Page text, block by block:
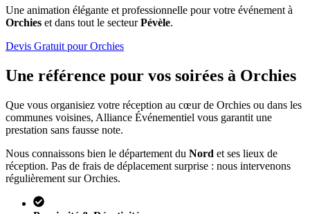
Une animation élégante et professionnelle pour votre événement à
Orchies et dans tout le secteurPévèle.
Devis Gratuit pourOrchies
Une référence pour vos soirées à Orchies
Que vous organisiez votre réception au cœur de Orchies ou dans les
communes voisines, Alliance Événementiel vous garantit une
prestation sans fausse note.
Nous connaissons bien le département du Nord et ses lieux de
réception. Pas de frais de déplacement surprise : nous intervenons
régulièrement surOrchies.